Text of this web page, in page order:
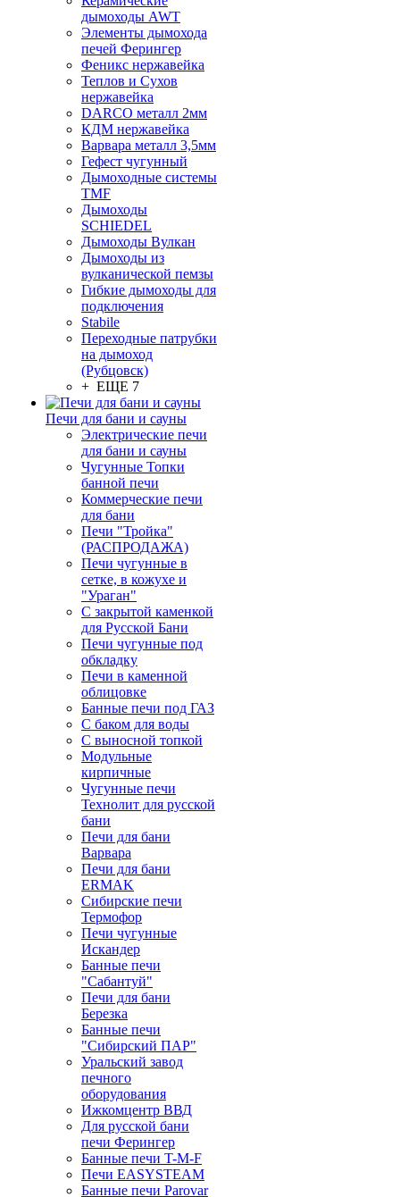
дымоходы AWT
Элементы дымохода
печей Ферингер
Феникс нержавейка
Теплов и Сухов
нержавейка
DARCO металл 2мм
КДМ нержавейка
Варвара металл 3,5мм
Гефест чугунный
Дымоходные системы
TMF
Дымоходы
SCHIEDEL
Дымоходы Вулкан
Дымоходы из
вулканической пемзы
Гибкие дымоходы для
подключения
Stabile
Переходные патрубки
на дымоход
(Рубцовск)
+ ЕЩЕ 7
Печи для бани и сауны
Электрические печи
для бани и сауны
Чугунные Топки
банной печи
Коммерческие печи
для бани
Печи "Тройка"
(РАСПРОДАЖА)
Печи чугунные в
сетке, в кожухе и
"Ураган"
С закрытой каменкой
для Русской Бани
Печи чугунные под
обкладку
Печи в каменной
облицовке
Банные печи под ГАЗ
С баком для воды
С выносной топкой
Модульные
кирпичные
Чугунные печи
Технолит для русской
бани
Печи для бани
Варвара
Печи для бани
ERMAK
Сибирские печи
Термофор
Печи чугунные
Искандер
Банные печи
"Сабантуй"
Печи для бани
Березка
Банные печи
"Сибирский ПАР"
Уральский завод
печного
оборудования
Ижкомцентр ВВД
Для русской бани
печи Ферингер
Банные печи T-M-F
Печи EASYSTEAM
Банные печи Parovar